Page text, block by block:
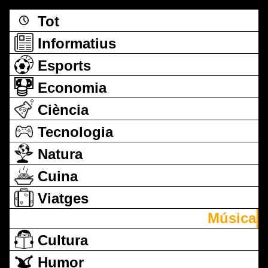
Tot
Informatius
Esports
Economia
Ciència
Tecnologia
Natura
Cuina
Viatges
Música
Cultura
Humor